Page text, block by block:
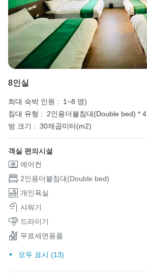
8인실
최대 숙박 인원 :
1~8 명)
침대 유형 :
2인용더블침대(Double bed) * 4
방 크기 : 30제곱미터(m2)
객실 편의시설
에어컨
2인용더블침대(Double bed)
개인욕실
샤워기
드라이기
무료세면용품
모두 표시 (13)